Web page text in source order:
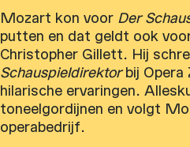
Mozart kon voor Der
putten en dat geldt ook
Christopher Gillett. Hij
Schauspieldirektorbij Opera
hilarische ervaringen.
toneelgordijnen en volgt
operabedrijf.